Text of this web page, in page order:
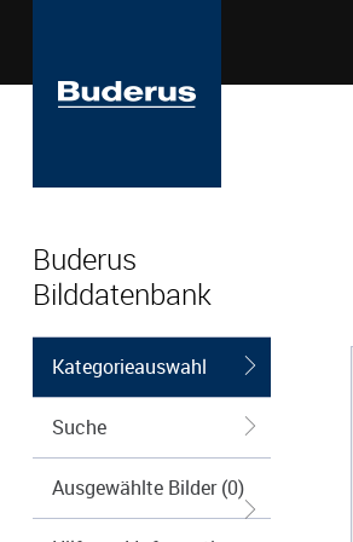
Buderus
Bilddatenbank
Kategorieauswahl
Suche
Ausgewählte Bilder (0)